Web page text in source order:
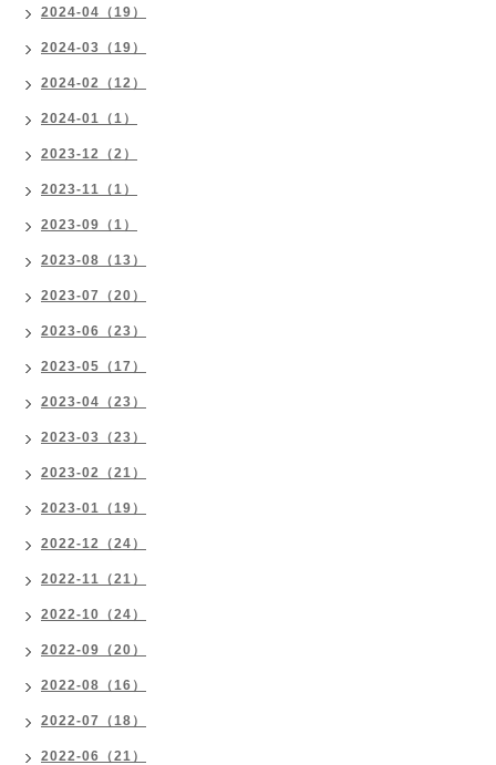
2024-04（19）
2024-03（19）
2024-02（12）
2024-01（1）
2023-12（2）
2023-11（1）
2023-09（1）
2023-08（13）
2023-07（20）
2023-06（23）
2023-05（17）
2023-04（23）
2023-03（23）
2023-02（21）
2023-01（19）
2022-12（24）
2022-11（21）
2022-10（24）
2022-09（20）
2022-08（16）
2022-07（18）
2022-06（21）